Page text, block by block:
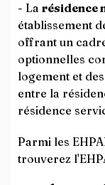
- La résidence
établissement
offrant un
optionnelles
logement et
entre la
résidence
Parmi les
trouverez